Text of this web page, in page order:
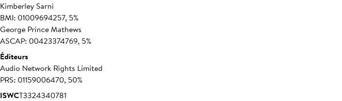
Kimberley Sarni
BMI: 01009694257, 5%
George Prince Mathews
ASCAP: 00423374769, 5%
Éditeurs
Audio Network Rights Limited
PRS: 01159006470, 50%
ISWCT3324340781